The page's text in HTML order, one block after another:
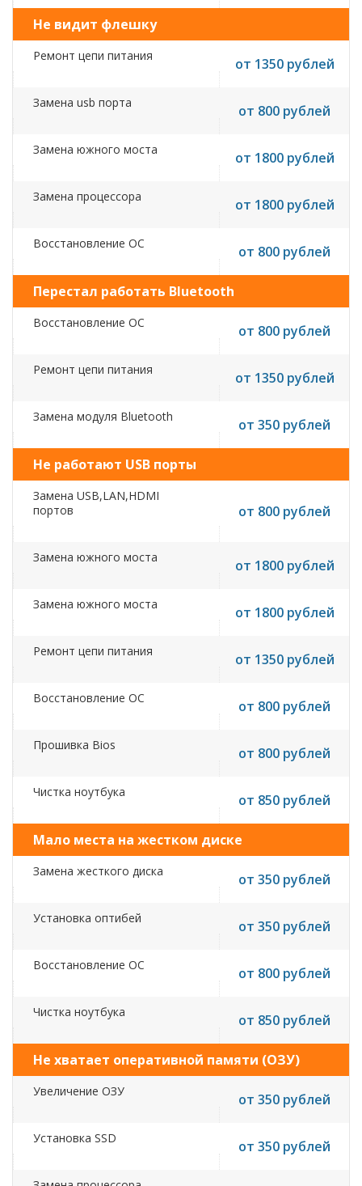
Не видит флешку
Ремонт цепи питания от 1350 рублей
Замена usb порта от 800 рублей
Замена южного моста от 1800 рублей
Замена процессора от 1800 рублей
Восстановление ОС от 800 рублей
Перестал работать Bluetooth
Восстановление ОС от 800 рублей
Ремонт цепи питания от 1350 рублей
Замена модуля Bluetooth от 350 рублей
Не работают USB порты
Замена USB,LAN,HDMI
портов
от 800 рублей
Замена южного моста от 1800 рублей
Замена южного моста от 1800 рублей
Ремонт цепи питания от 1350 рублей
Восстановление ОС от 800 рублей
Прошивка Bios от 800 рублей
Чистка ноутбука от 850 рублей
Мало места на жестком диске
Замена жесткого диска от 350 рублей
Установка оптибей от 350 рублей
Восстановление ОС от 800 рублей
Чистка ноутбука от 850 рублей
Не хватает оперативной памяти (ОЗУ)
Увеличение ОЗУ от 350 рублей
Установка SSD от 350 рублей